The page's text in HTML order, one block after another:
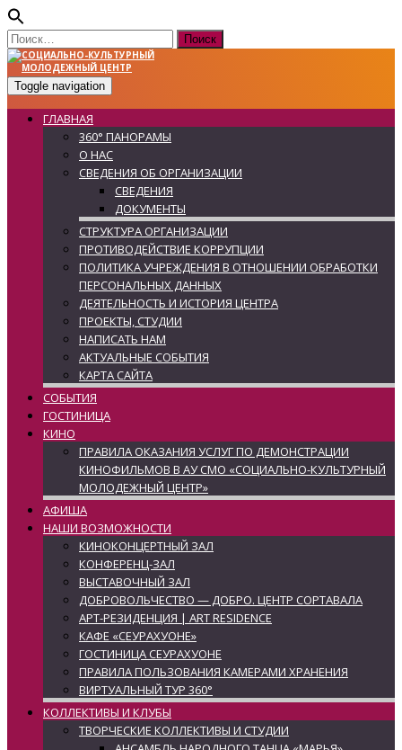
Найти:
Toggle navigation
ГЛАВНАЯ
360° ПАНОРАМЫ
О НАС
СВЕДЕНИЯ ОБ ОРГАНИЗАЦИИ
СВЕДЕНИЯ
ДОКУМЕНТЫ
СТРУКТУРА ОРГАНИЗАЦИИ
ПРОТИВОДЕЙСТВИЕ КОРРУПЦИИ
ПОЛИТИКА УЧРЕЖДЕНИЯ В ОТНОШЕНИИ ОБРАБОТКИ
ПЕРСОНАЛЬНЫХ ДАННЫХ
ДЕЯТЕЛЬНОСТЬ И ИСТОРИЯ ЦЕНТРА
ПРОЕКТЫ, СТУДИИ
НАПИСАТЬ НАМ
АКТУАЛЬНЫЕ СОБЫТИЯ
КАРТА САЙТА
СОБЫТИЯ
ГОСТИНИЦА
КИНО
ПРАВИЛА ОКАЗАНИЯ УСЛУГ ПО ДЕМОНСТРАЦИИ
КИНОФИЛЬМОВ В АУ СМО «СОЦИАЛЬНО-КУЛЬТУРНЫЙ
МОЛОДЕЖНЫЙ ЦЕНТР»
АФИША
НАШИ ВОЗМОЖНОСТИ
КИНОКОНЦЕРТНЫЙ ЗАЛ
КОНФЕРЕНЦ-ЗАЛ
ВЫСТАВОЧНЫЙ ЗАЛ
ДОБРОВОЛЬЧЕСТВО — ДОБРО. ЦЕНТР СОРТАВАЛА
АРТ-РЕЗИДЕНЦИЯ | ART RESIDENCE
КАФЕ «СЕУРАХУОНЕ»
ГОСТИНИЦА СЕУРАХУОНЕ
ПРАВИЛА ПОЛЬЗОВАНИЯ КАМЕРАМИ ХРАНЕНИЯ
ВИРТУАЛЬНЫЙ ТУР 360°
КОЛЛЕКТИВЫ И КЛУБЫ
ТВОРЧЕСКИЕ КОЛЛЕКТИВЫ И СТУДИИ